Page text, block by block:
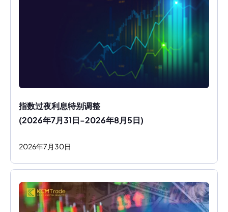
指数过夜利息特别调整
(2026年7月31日-2026年8月5日)
2026年7 月 30日